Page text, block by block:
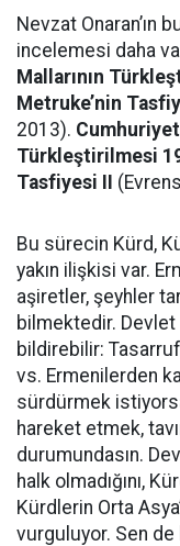
Nevzat Onaran’ın
incelemesi daha
Mallarının
Metruke’nin
2013).
Türkleştirilmesi
Tasfiyesi II
Bu sürecin Kürd,
yakın ilişkisi var.
aşiretler, şeyhler
bilmektedir.
bildirebilir:
vs. Ermenilerden
sürdürmek
hareket etmek,
durumundasın.
halk olmadığını,
Kürdlerin Orta
vurguluyor. Sen